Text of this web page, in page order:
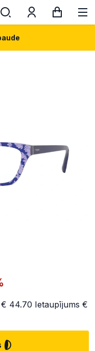
€ 44.70 Ietaupījums €